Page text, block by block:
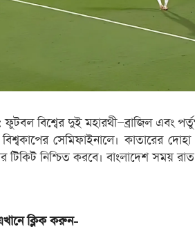
ফুটবল বিশ্বের দুই মহারথী—ব্রাজিল এবং
সেমিফাইনালে। কাতারের
টিকিট নিশ্চিত করবে। বাংলাদেশ সময়
ক্লিক করুন-